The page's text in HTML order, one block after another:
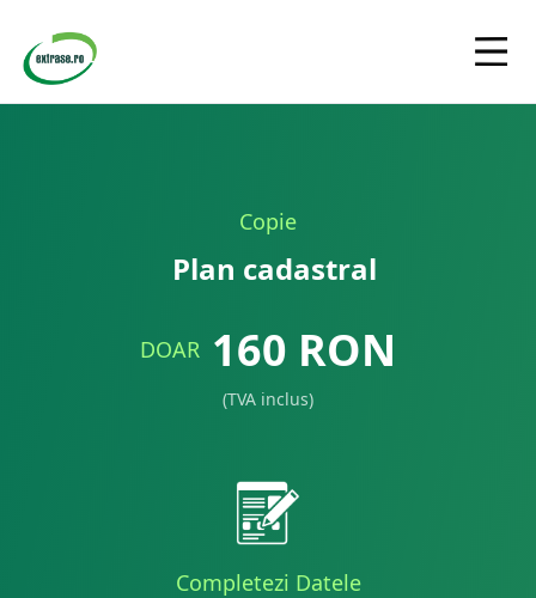
Copie
Plan cadastral
DOAR 160 RON
(TVA inclus)
Completezi Datele